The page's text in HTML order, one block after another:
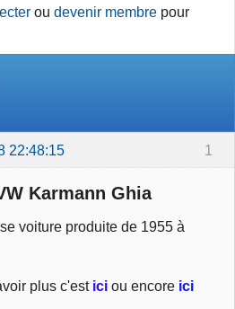
oudevenir membre pour
1
22:48:15
Karmann Ghia
voiture produite de 1955 à
plus c'est ici ou encore ici